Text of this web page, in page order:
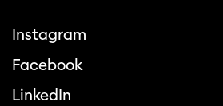
Instagram
Facebook
LinkedIn